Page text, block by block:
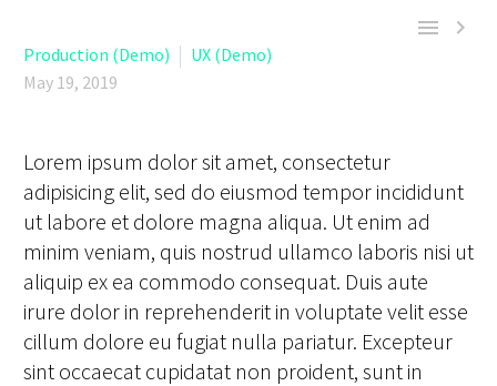
 
Production (Demo)
UX (Demo)
May 19, 2019
Lorem ipsum dolor sit amet, consectetur
adipisicing elit, sed do eiusmod tempor incididunt
ut labore et dolore magna aliqua. Ut enim ad
minim veniam, quis nostrud ullamco laboris nisi ut
aliquip ex ea commodo consequat. Duis aute
irure dolor in reprehenderit in voluptate velit esse
cillum dolore eu fugiat nulla pariatur. Excepteur
sint occaecat cupidatat non proident, sunt in